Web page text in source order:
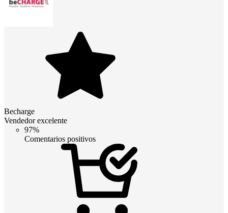
Becharge
Vendedor excelente
97%
Comentarios positivos